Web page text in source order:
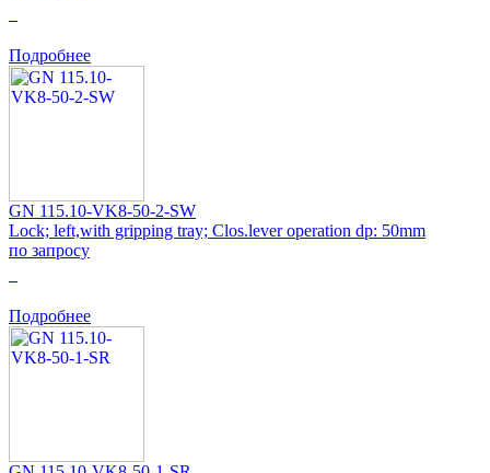
Подробнее
GN 115.10-VK8-50-2-SW
Lock; left,with gripping tray; Clos.lever operation dp: 50mm
по запросу
Подробнее